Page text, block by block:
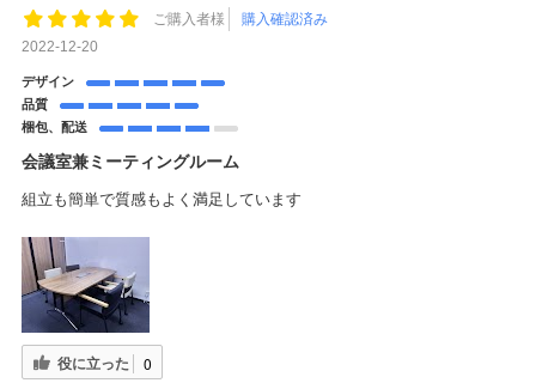
ご購入者様
購入確認済み
2022-12-20
デザイン
品質
梱包、配送
会議室兼ミーティングルーム
組立も簡単で質感もよく満足しています
役に立った 0